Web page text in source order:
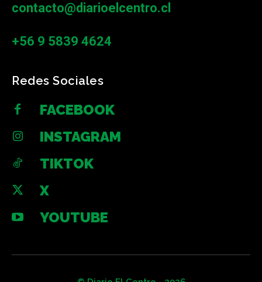
contacto@diarioelcentro.cl
+56 9 5839 4624
Redes Sociales
FACEBOOK
INSTAGRAM
TIKTOK
X
YOUTUBE